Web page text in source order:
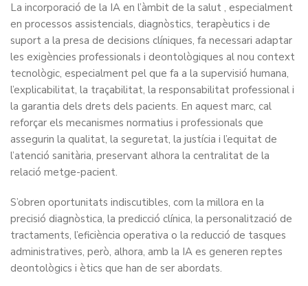
La incorporació de la IA en l’àmbit de la salut , especialment
en processos assistencials, diagnòstics, terapèutics i de
suport a la presa de decisions clíniques, fa necessari adaptar
les exigències professionals i deontològiques al nou context
tecnològic, especialment pel que fa a la supervisió humana,
l’explicabilitat, la traçabilitat, la responsabilitat professional i
la garantia dels drets dels pacients. En aquest marc, cal
reforçar els mecanismes normatius i professionals que
assegurin la qualitat, la seguretat, la justícia i l’equitat de
l’atenció sanitària, preservant alhora la centralitat de la
relació metge-pacient.
S’obren oportunitats indiscutibles, com la millora en la
precisió diagnòstica, la predicció clínica, la personalització de
tractaments, l’eficiència operativa o la reducció de tasques
administratives, però, alhora, amb la IA es generen reptes
deontològics i ètics que han de ser abordats.